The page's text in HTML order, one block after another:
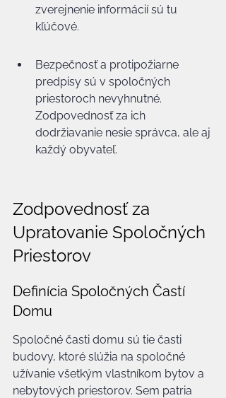
zverejnenie informácií sú tu
kľúčové.
Bezpečnosť a protipožiarne
predpisy sú v spoločných
priestoroch nevyhnutné.
Zodpovednosť za ich
dodržiavanie nesie správca, ale aj
každý obyvateľ.
Zodpovednosť za
Upratovanie Spoločných
Priestorov
Definícia Spoločných Častí
Domu
Spoločné časti domu sú tie časti
budovy, ktoré slúžia na spoločné
užívanie všetkým vlastníkom bytov a
nebytových priestorov. Sem patria